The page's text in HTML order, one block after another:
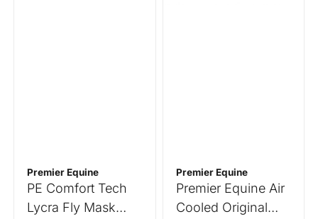
Premier Equine
PE Comfort Tech
Lycra Fly Mask
Premier Equine
Premier Equine Air
Cooled Original